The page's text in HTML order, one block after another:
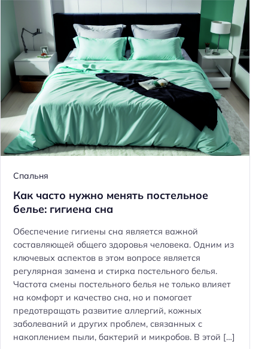
Спальня
Как часто нужно менять постельное
белье: гигиена сна
Обеспечение гигиены сна является важной
составляющей общего здоровья человека. Одним из
ключевых аспектов в этом вопросе является
регулярная замена и стирка постельного белья.
Частота смены постельного белья не только влияет
на комфорт и качество сна, но и помогает
предотвращать развитие аллергий, кожных
заболеваний и других проблем, связанных с
накоплением пыли, бактерий и микробов. В этой […]